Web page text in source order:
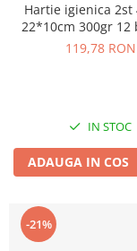
Hartie igienica 2st
22*10cm 300gr 12
119,78 RON
IN STOC
ADAUGA IN COS
-21%